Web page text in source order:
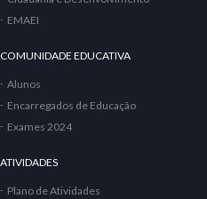
EMAEI
COMUNIDADE EDUCATIVA
Alunos
Encarregados de Educação
Exames 2024
ATIVIDADES
Plano de Atividades